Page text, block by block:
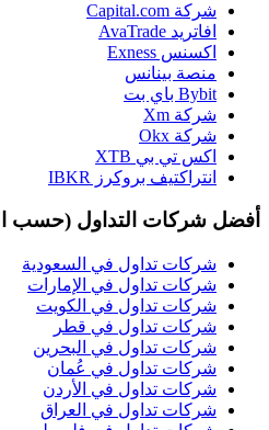
شركة Capital.com
افاتريد AvaTrade
اكسنس Exness
منصة بينانس
Bybit باي بت
شركة Xm
شركة Okx
اكس تي بي XTB
انتراكتيف بروكرز IBKR
أفضل شركات التداول (حسب
شركات تداول في السعودية
شركات تداول في الإمارات
شركات تداول في الكويت
شركات تداول في قطر
شركات تداول في البحرين
شركات تداول في عُمان
شركات تداول في الأردن
شركات تداول في العراق